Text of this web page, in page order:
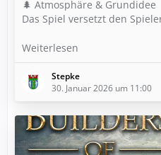
🌲 Atmosphäre & Grundidee
Das Spiel versetzt den
Weiterlesen
Stepke
30. Januar 2026 um 11:00